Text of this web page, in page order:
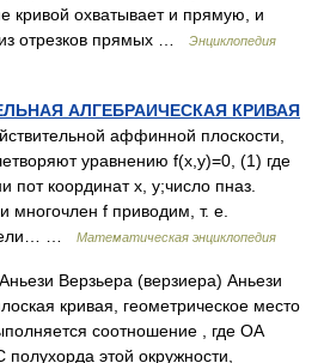
кривой охватывает и прямую, и
отрезков прямых …
Энциклопедия
АЛГЕБРАИЧЕСКАЯ КРИВАЯ
аффинной плоскости,
уравнению f(x,y)=0, (1) где
пот координат х, у;число пназ.
многочлен f приводим, т. е.
…
Математическая энциклопедия
Верзьера (верзиера) Аньези
кривая, геометрическое место
соотношение , где OA
этой окружности,